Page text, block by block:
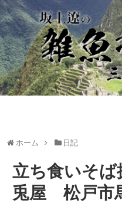
ホーム 日記
立ち食いそば
兎屋 松戸市